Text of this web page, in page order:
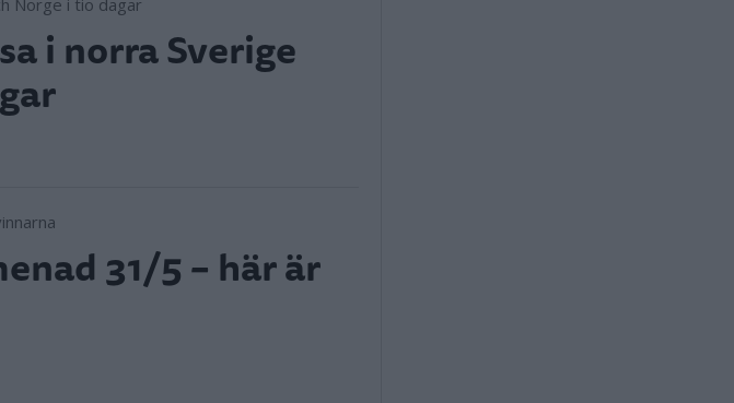
i norra Sverige
31/5 – här är